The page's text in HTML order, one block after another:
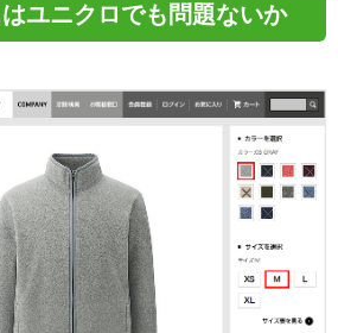
ユニクロでも問題ないか